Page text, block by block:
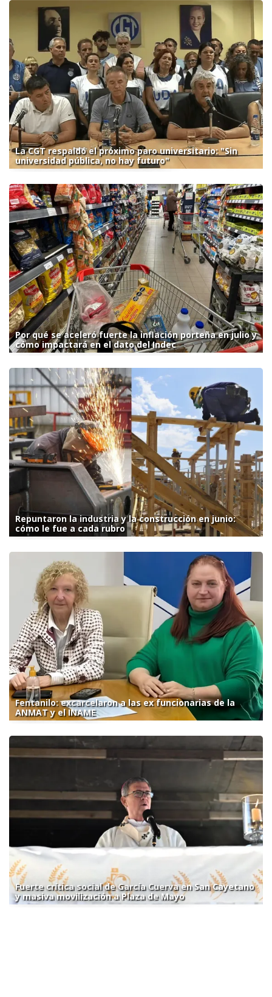
La CGT respaldó el próximo paro universitario: "Sin
universidad pública, no hay futuro"
Por qué se aceleró fuerte la inflación porteña en julio y
cómo impactará en el dato del Indec
Repuntaron la industria y la construcción en junio:
cómo le fue a cada rubro
Fentanilo: excarcelaron a las ex funcionarias de la
ANMAT y el INAME
Fuerte crítica social de García Cuerva en San Cayetano
y masiva movilización a Plaza de Mayo